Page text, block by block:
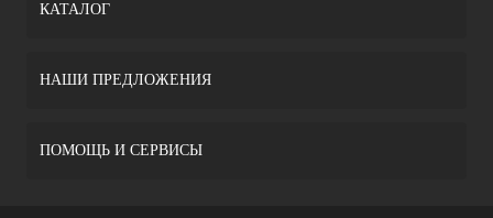
КАТАЛОГ
НАШИ ПРЕДЛОЖЕНИЯ
ПОМОЩЬ И СЕРВИСЫ